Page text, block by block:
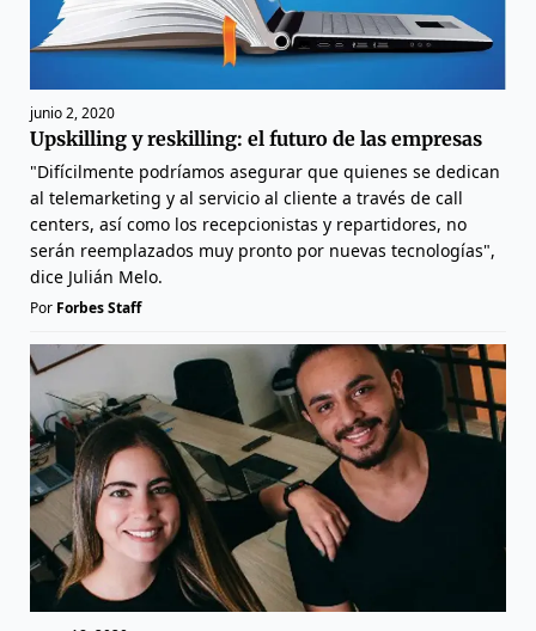
junio 2, 2020
Upskilling y reskilling: el futuro de las empresas
"Difícilmente podríamos asegurar que quienes se dedican
al telemarketing y al servicio al cliente a través de call
centers, así como los recepcionistas y repartidores, no
serán reemplazados muy pronto por nuevas tecnologías",
dice Julián Melo.
Por Forbes Staff